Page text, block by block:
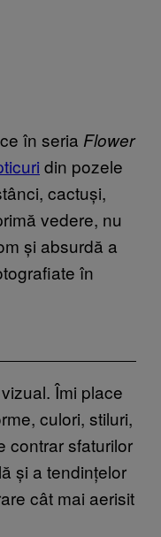
în seria Flower
din pozele
cactuși,
vedere, nu
și absurdă a
în
Îmi place
culori, stiluri,
contrar sfaturilor
și a tendințelor
cât mai aerisit